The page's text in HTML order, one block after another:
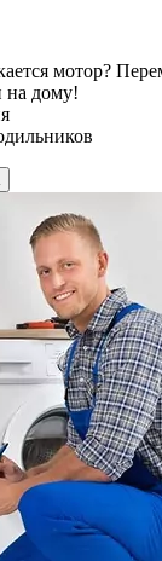
мотор?
на дому!